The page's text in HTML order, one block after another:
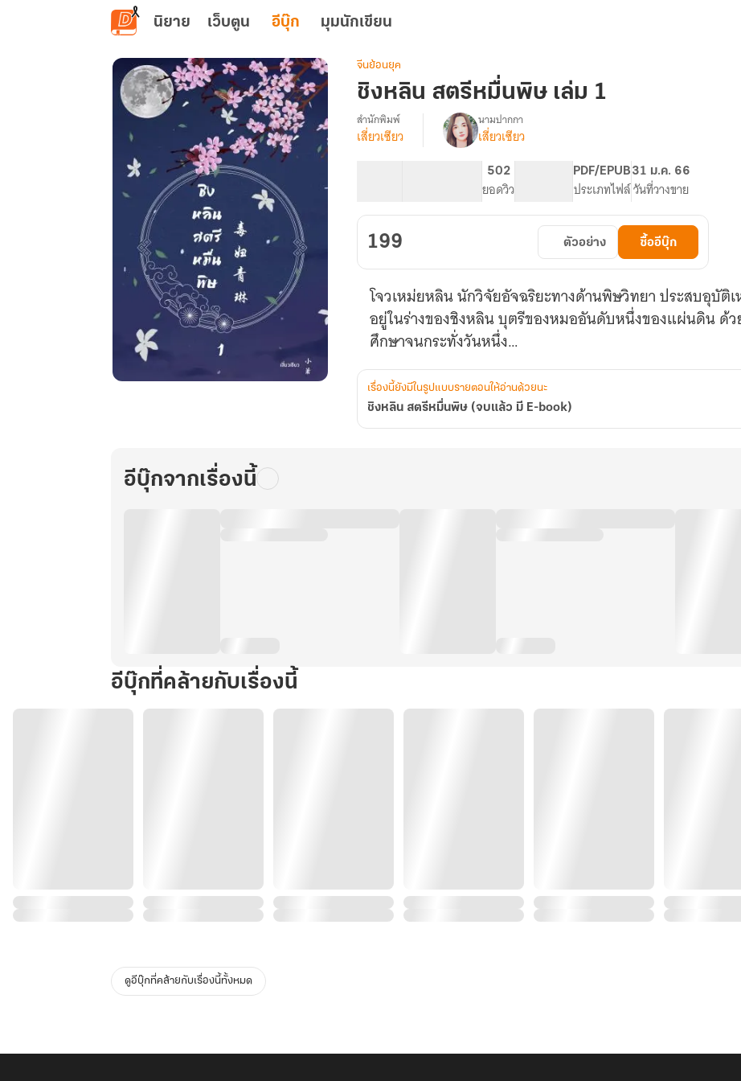
ข้ามไปยังเนื้อหาหลัก
นิยาย เว็บตูน อีบุ๊ก มุมนักเขียน
พิษ
เล่ม
จีนย้อนยุค
ชิงหลิน สตรีหมื่นพิษ เล่ม 1
เรื่อง
พิษ
(จบ
แล้ว
มี
book)
สำนักพิมพ์
เสี่ยวเซียว
นามปากกา
เสี่ยวเซียว
502
ยอดวิว
PDF/EPUB
ประเภทไฟล์
31 ม.ค. 66
วันที่วางขาย
199 ตัวอย่าง ซื้ออีบุ๊ก
โจวเหม่ยหลิน นักวิจัยอัจฉริยะทางด้านพิษวิทยา ประสบอุบั
อยู่ในร่างของชิงหลิน บุตรีของหมออันดับหนึ่งของแผ่นดิน ด้
ศึกษาจนกระทั่งวันหนึ่ง…
เรื่องนี้ยังมีในรูปแบบรายตอนให้อ่านด้วยนะ
ชิงหลิน สตรีหมื่นพิษ (จบแล้ว มี E-book)
อีบุ๊กจากเรื่องนี้
อีบุ๊กที่คล้ายกับเรื่องนี้
ดูอีบุ๊กที่คล้ายกับเรื่องนี้ทั้งหมด